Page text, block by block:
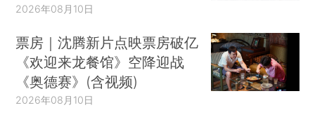
数据来源：北京市2010年人口普查资料
上图中，蓝颜色的柱子表示的是30到34岁北
京男性的未婚比例，红色的柱子表示的是同年龄段
2026年08月10日
票房｜沈腾新片点映票房破亿
《欢迎来龙餐馆》空降迎战
《奥德赛》(含视频)
2026年08月10日